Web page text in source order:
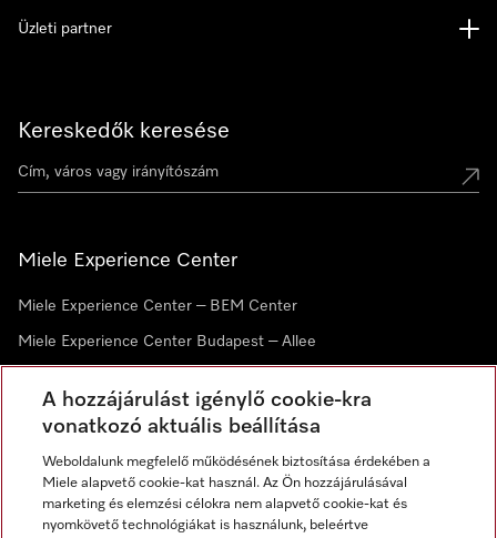
Kereskedők keresése
Miele Experience Center
Miele Experience Center – BEM Center
Miele Experience Center Budapest – Allee
Hírlevél
Üzleti partner
A hozzájárulást igénylő cookie-kra
vonatkozó aktuális beállítása
Weboldalunk megfelelő működésének biztosítása érdekében a
Miele alapvető cookie-kat használ. Az Ön hozzájárulásával
marketing és elemzési célokra nem alapvető cookie-kat és
nyomkövető technológiákat is használunk, beleértve